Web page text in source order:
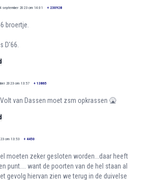
september 2023 om 14:01 + 230928
broertje.
D'66.
2023 om 13:57 + 13865
van Dassen moet zsm opkrassen 🤮
om 13:53 + 4450
moeten zeker gesloten worden...daar heeft
punt.... want de poorten van de hel staan al
gevolg hiervan zien we terug in de duivelse